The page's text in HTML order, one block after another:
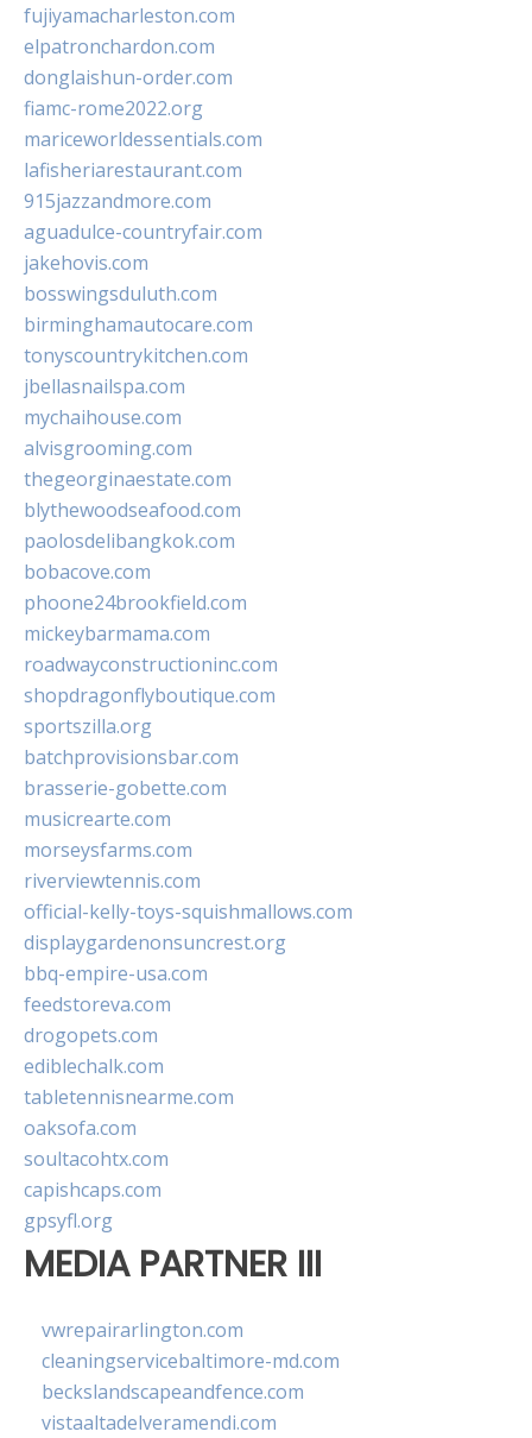
fujiyamacharleston.com
elpatronchardon.com
donglaishun-order.com
fiamc-rome2022.org
mariceworldessentials.com
lafisheriarestaurant.com
915jazzandmore.com
aguadulce-countryfair.com
jakehovis.com
bosswingsduluth.com
birminghamautocare.com
tonyscountrykitchen.com
jbellasnailspa.com
mychaihouse.com
alvisgrooming.com
thegeorginaestate.com
blythewoodseafood.com
paolosdelibangkok.com
bobacove.com
phoone24brookfield.com
mickeybarmama.com
roadwayconstructioninc.com
shopdragonflyboutique.com
sportszilla.org
batchprovisionsbar.com
brasserie-gobette.com
musicrearte.com
morseysfarms.com
riverviewtennis.com
official-kelly-toys-squishmallows.com
displaygardenonsuncrest.org
bbq-empire-usa.com
feedstoreva.com
drogopets.com
ediblechalk.com
tabletennisnearme.com
oaksofa.com
soultacohtx.com
capishcaps.com
gpsyfl.org
MEDIA PARTNER III
vwrepairarlington.com
cleaningservicebaltimore-md.com
beckslandscapeandfence.com
vistaaltadelveramendi.com